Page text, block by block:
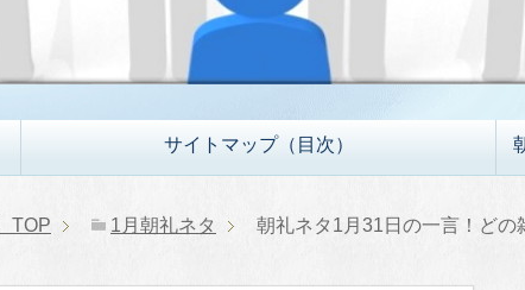
サイトマップ（目次）
TOP 1月朝礼ネタ 朝礼ネタ1月31日の一言！ど